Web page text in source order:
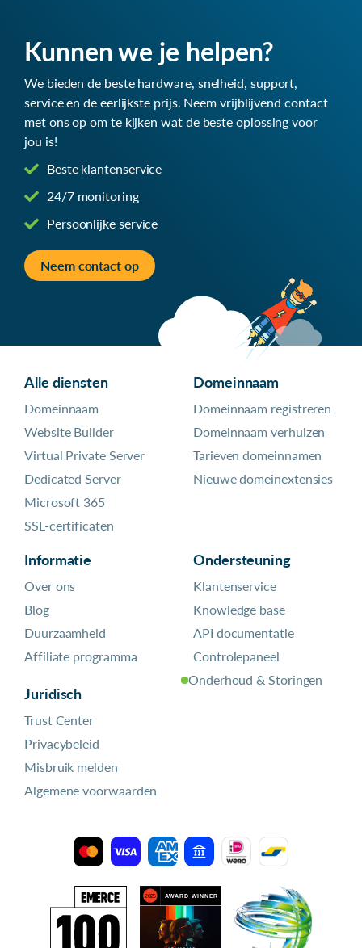
Kunnen we je helpen?
We bieden de beste hardware, snelheid, support,
service en de eerlijkste prijs. Neem vrijblijvend contact
met ons op om te kijken wat de beste oplossing voor
jou is!
Beste klantenservice
24/7 monitoring
Persoonlijke service
Neem contact op
Alle diensten
Domeinnaam
Website Builder
Virtual Private Server
Dedicated Server
Microsoft 365
SSL-certificaten
Domeinnaam
Domeinnaam registreren
Domeinnaam verhuizen
Tarieven domeinnamen
Nieuwe domeinextensies
Informatie
Over ons
Blog
Duurzaamheid
Affiliate programma
Juridisch
Trust Center
Privacybeleid
Misbruik melden
Algemene voorwaarden
Ondersteuning
Klantenservice
Knowledge base
API documentatie
Controlepaneel
Onderhoud & Storingen